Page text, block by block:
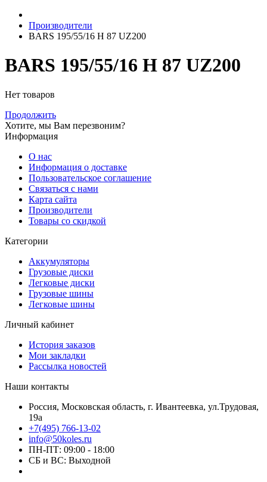
Производители
BARS 195/55/16 H 87 UZ200
BARS 195/55/16 H 87 UZ200
Нет товаров
Продолжить
Хотите, мы Вам перезвоним?
Информация
О нас
Информация о доставке
Пользовательское соглашение
Связаться с нами
Карта сайта
Производители
Товары со скидкой
Категории
Аккумуляторы
Грузовые диски
Легковые диски
Грузовые шины
Легковые шины
Личный кабинет
История заказов
Мои закладки
Рассылка новостей
Наши контакты
Россия, Московская область, г. Ивантеевка, ул.Трудовая,
19а
+7(495) 766-13-02
info@50koles.ru
ПН-ПТ: 09:00 - 18:00
СБ и ВС: Выходной